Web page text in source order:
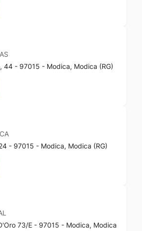
44 - 97015 - Modica, Modica (RG)
- 97015 - Modica, Modica (RG)
73/E - 97015 - Modica, Modica